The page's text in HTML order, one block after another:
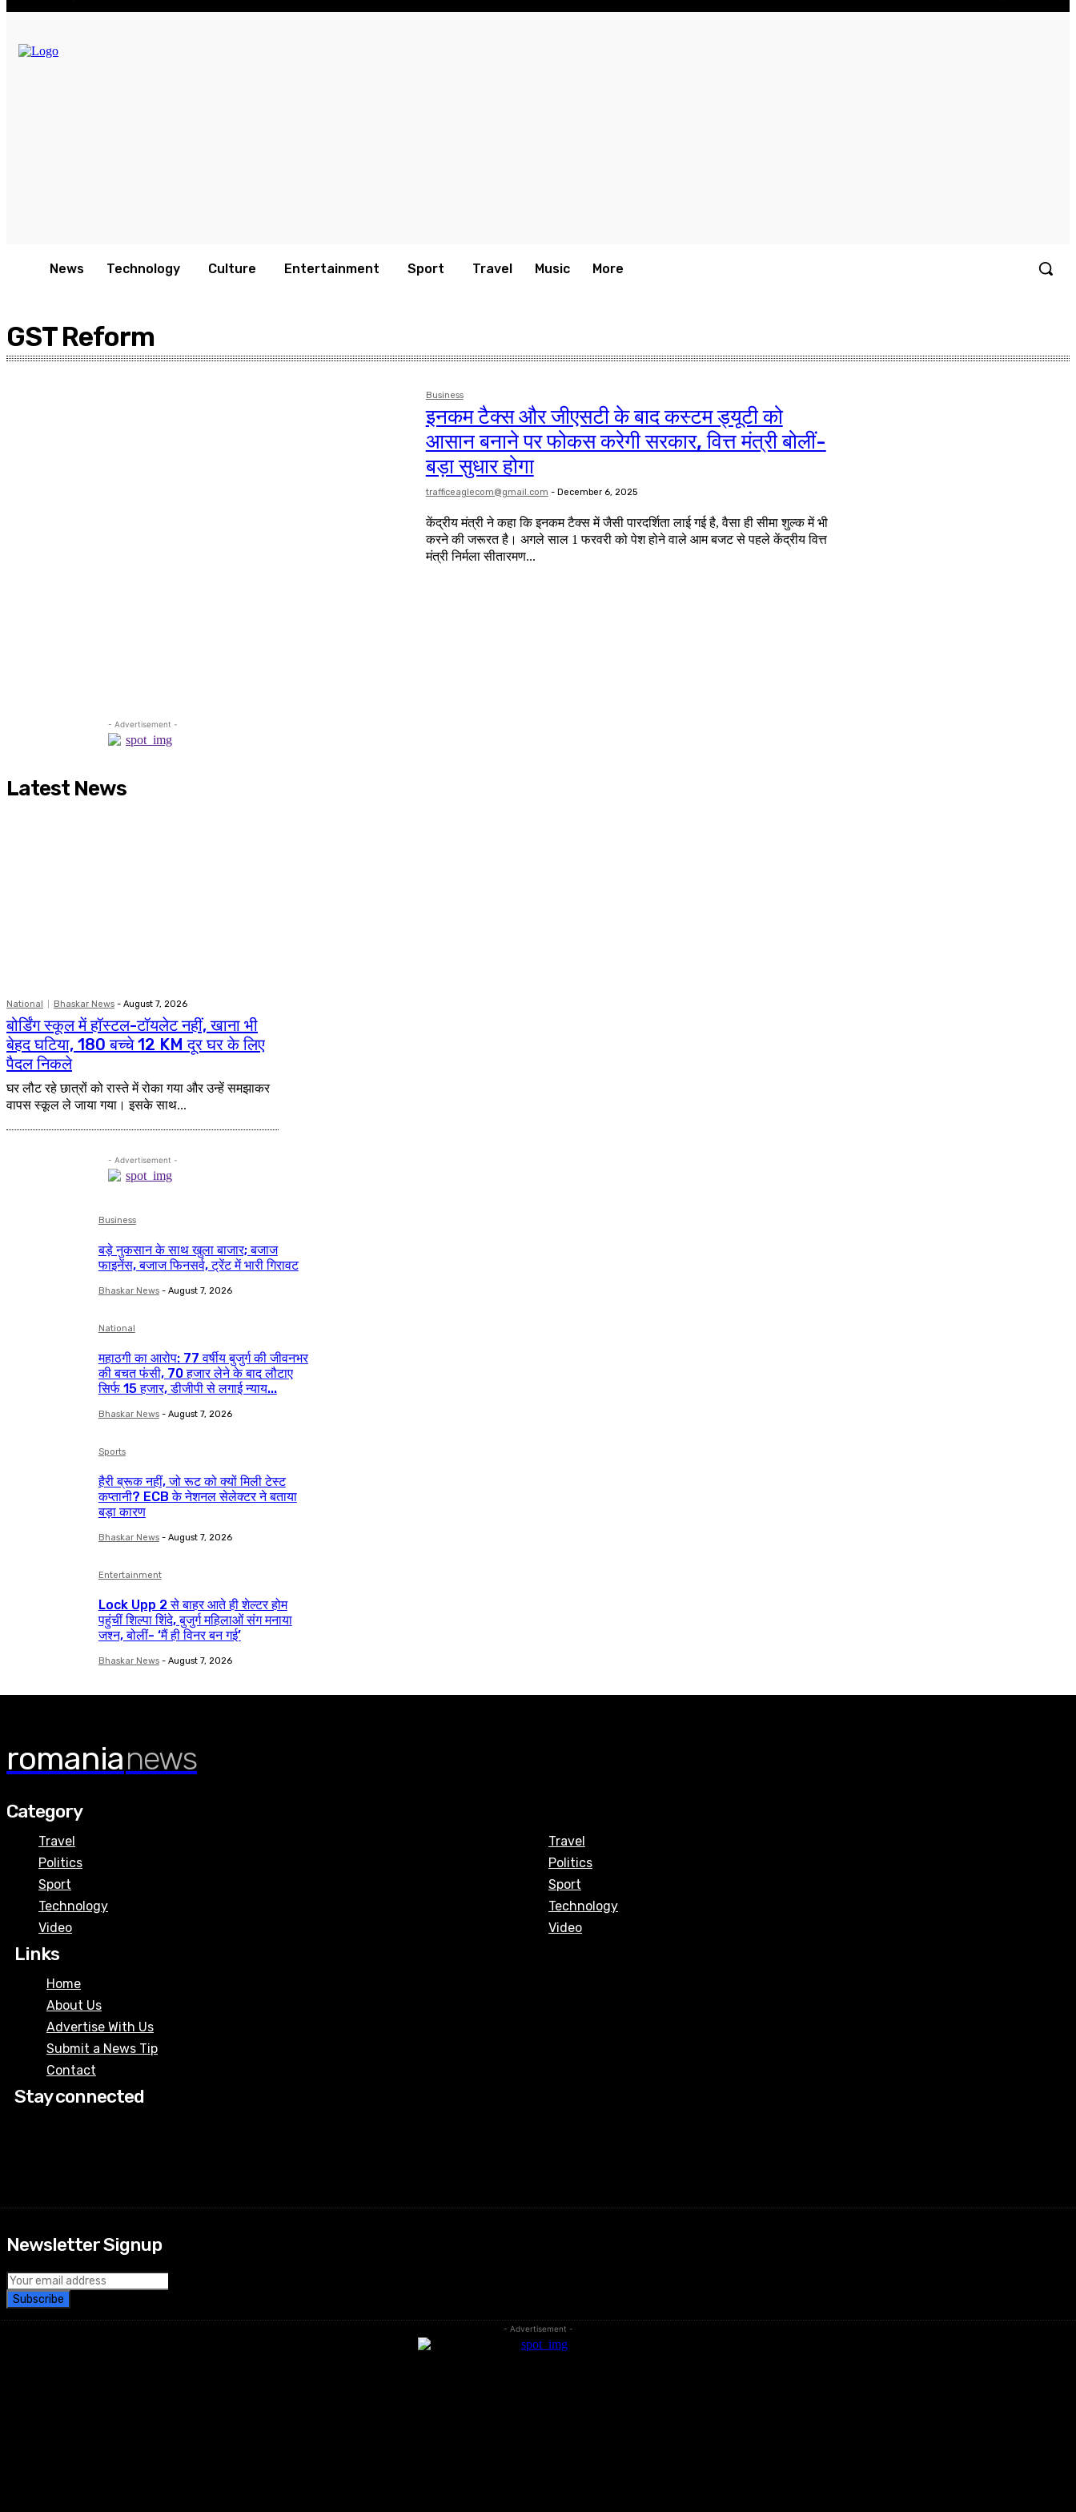
News Technology Culture Entertainment Sport Travel Music More
GST Reform
Business
इनकम टैक्स और जीएसटी के बाद कस्टम ड्यूटी को
आसान बनाने पर फोकस करेगी सरकार, वित्त मंत्री बोलीं-
बड़ा सुधार होगा
trafficeaglecom@gmail.com - December 6, 2025
केंद्रीय मंत्री ने कहा कि इनकम टैक्स में जैसी पारदर्शिता लाई गई है, वैसा ही सीमा शुल्क में भी
करने की जरूरत है। अगले साल 1 फरवरी को पेश होने वाले आम बजट से पहले केंद्रीय वित्त
मंत्री निर्मला सीतारमण...
- Advertisement -
Latest News
National Bhaskar News - August 7, 2026
बोर्डिंग स्कूल में हॉस्टल-टॉयलेट नहीं, खाना भी
बेहद घटिया, 180 बच्चे 12 KM दूर घर के लिए
पैदल निकले
घर लौट रहे छात्रों को रास्ते में रोका गया और उन्हें समझाकर
वापस स्कूल ले जाया गया। इसके साथ...
- Advertisement -
Business
बड़े नुकसान के साथ खुला बाजार; बजाज
फाइनेंस, बजाज फिनसर्व, ट्रेंट में भारी गिरावट
Bhaskar News - August 7, 2026
National
महाठगी का आरोप: 77 वर्षीय बुजुर्ग की जीवनभर
की बचत फंसी, 70 हजार लेने के बाद लौटाए
सिर्फ 15 हजार, डीजीपी से लगाई न्याय...
Bhaskar News - August 7, 2026
Sports
हैरी ब्रूक नहीं, जो रूट को क्यों मिली टेस्ट
कप्तानी? ECB के नेशनल सेलेक्टर ने बताया
बड़ा कारण
Bhaskar News - August 7, 2026
Entertainment
Lock Upp 2 से बाहर आते ही शेल्टर होम
पहुंचीं शिल्पा शिंदे, बुजुर्ग महिलाओं संग मनाया
जश्न, बोलीं- ‘मैं ही विनर बन गई’
Bhaskar News - August 7, 2026
romanianews
Category
Travel
Politics
Sport
Technology
Video
Travel
Politics
Sport
Technology
Video
Links
Home
About Us
Advertise With Us
Submit a News Tip
Contact
Stay connected
Newsletter Signup
Subscribe
- Advertisement -